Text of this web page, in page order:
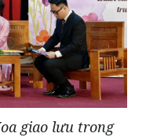
giao lưu trong